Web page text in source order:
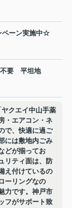
ペーン実施中☆
要 平坦地
クエイ中山手薬
・エアコン・ネ
で、快適に過ご
には敷地内ごみ
どが揃ってお
リティ面は、防
え付けているの
ーリングなの
力です。神戸市
フがサポート致